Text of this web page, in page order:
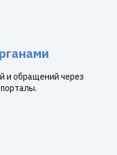
и обращений через